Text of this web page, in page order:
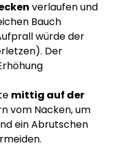
verlaufen und
Bauch
würde der
Der
mittig auf der
vom Nacken, um
ein Abrutschen